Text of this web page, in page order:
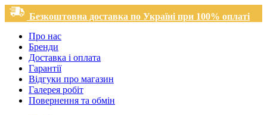
Безкоштовна доставка по Україні при 100% оплаті
Про нас
Бренди
Доставка і оплата
Гарантії
Відгуки про магазин
Галерея робіт
Повернення та обмін